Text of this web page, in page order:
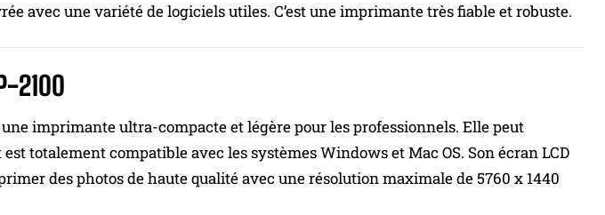
avec une variété de logiciels utiles. C’est une imprimante très fiable et robuste.
2100
une imprimante ultra-compacte et légère pour les professionnels. Elle peut
totalement compatible avec les systèmes Windows et Mac OS. Son écran LCD
des photos de haute qualité avec une résolution maximale de 5760 x 1440